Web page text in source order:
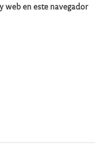
web en este navegador